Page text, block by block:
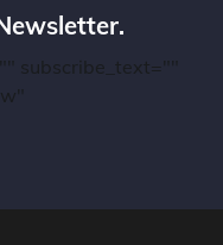
subscribe_text=""